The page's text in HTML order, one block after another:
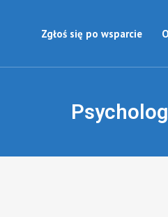
Zgłoś się po wsparcie